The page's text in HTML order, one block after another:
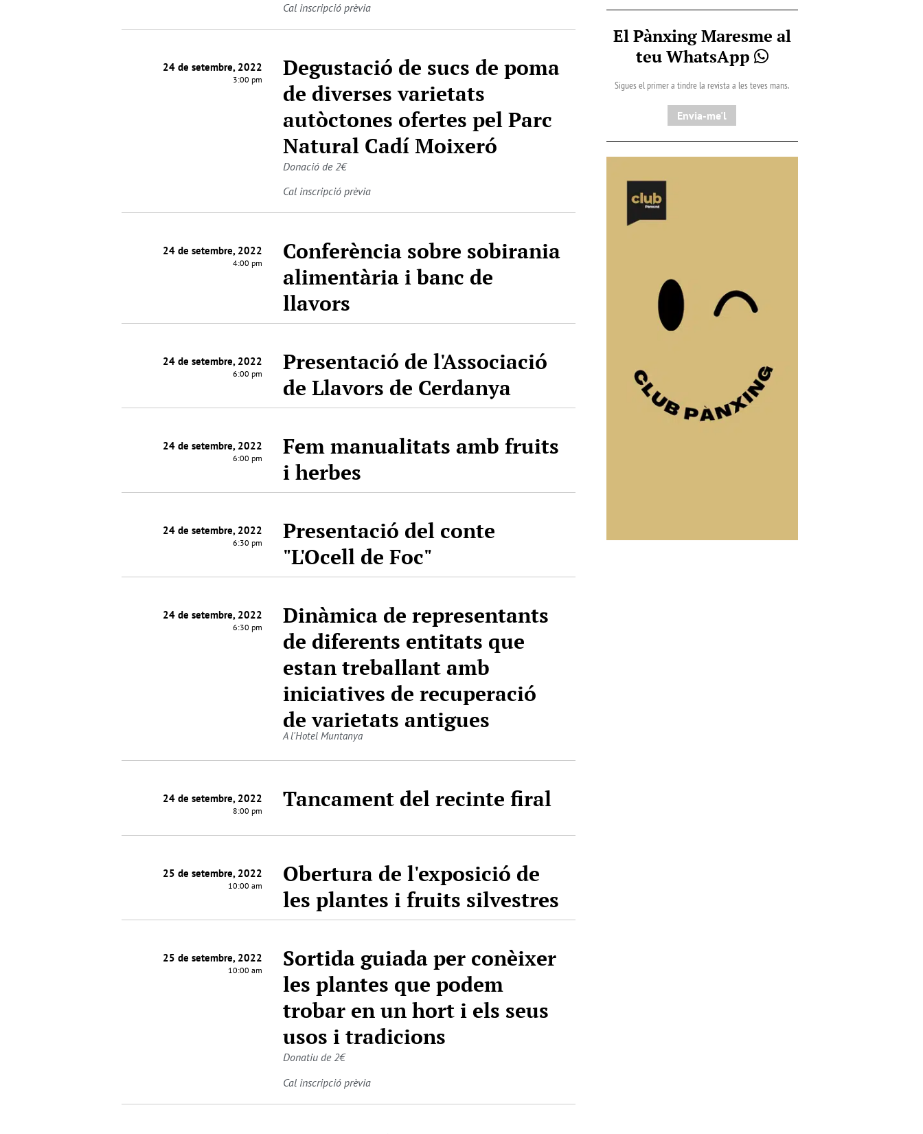
Cal inscripció prèvia
24 de setembre, 2022
3:00 pm
Degustació de sucs de poma
de diverses varietats
autòctones ofertes pel Parc
Natural Cadí Moixeró
Donació de 2€
Cal inscripció prèvia
24 de setembre, 2022
4:00 pm
Conferència sobre sobirania
alimentària i banc de
llavors
24 de setembre, 2022
6:00 pm
Presentació de l'Associació
de Llavors de Cerdanya
24 de setembre, 2022
6:00 pm
Fem manualitats amb fruits
i herbes
24 de setembre, 2022
6:30 pm
Presentació del conte
"L'Ocell de Foc"
24 de setembre, 2022
6:30 pm
Dinàmica de representants
de diferents entitats que
estan treballant amb
iniciatives de recuperació
de varietats antigues
A l'Hotel Muntanya
24 de setembre, 2022
8:00 pm Tancament del recinte firal
25 de setembre, 2022
10:00 am
Obertura de l'exposició de
les plantes i fruits silvestres
25 de setembre, 2022
10:00 am
Sortida guiada per conèixer
les plantes que podem
trobar en un hort i els seus
usos i tradicions
Donatiu de 2€
Cal inscripció prèvia
El Pànxing Maresme al
teu WhatsApp
Sigues el primer a tindre la revista a les teves mans.
Envia-me'l